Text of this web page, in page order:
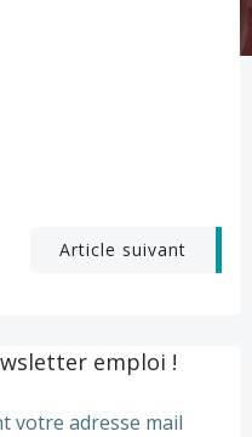
PostArticle suivant
emploi !
votre adresse mail